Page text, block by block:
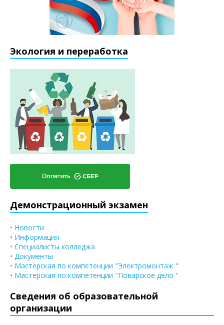
Экология и переработка
Демонстрационный экзамен
• Новости
• Информация
• Специалисты колледжа
• Документы
• Мастерская по компетенции "Электромонтаж "
• Мастерская по компетенции "Поварское дело "
Сведения об образовательной
организации